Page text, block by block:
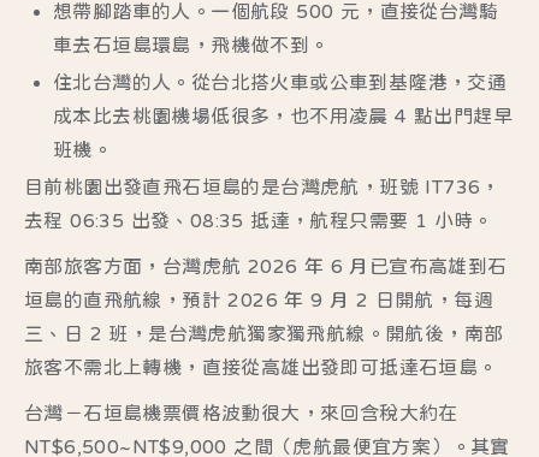
想帶腳踏車的人。一個航段 500 元，直接從台灣騎
車去石垣島環島，飛機做不到。
住北台灣的人。從台北搭火車或公車到基隆港，交通
成本比去桃園機場低很多，也不用凌晨 4 點出門趕早
班機。
目前桃園出發直飛石垣島的是台灣虎航，班號 IT736，
去程 06:35 出發、08:35 抵達，航程只需要 1 小時。
南部旅客方面， 台灣虎航 2026 年 6 月已宣布高雄到石
垣島的直飛航線，預計 2026 年 9 月 2 日開航，每週
三、日 2 班，是台灣虎航獨家獨飛航線。開航後，南部
旅客不需北上轉機，直接從高雄出發即可抵達石垣島。
台灣－石垣島機票價格波動很大，來回含稅大約在
NT$6,500~NT$9,000 之間（虎航最便宜方案）。其實